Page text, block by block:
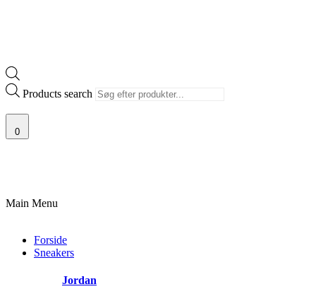
Products search
0
Main Menu
Forside
Sneakers
Jordan